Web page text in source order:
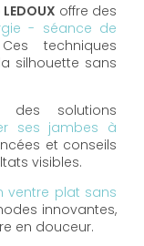
offre des
- séance de
techniques
silhouette sans
solutions
ses jambes à
et conseils
visibles.
ventre plat sans
innovantes,
en douceur.